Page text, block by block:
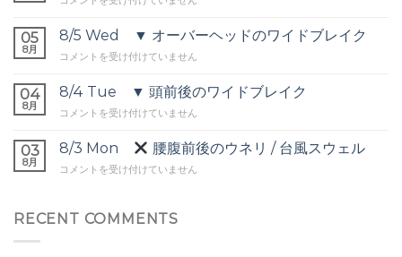
ッ
オ
バ
ヘ
ッ
は
▼
前
の
ネ
は
05
8月
8/5 Wed ▼ オーバーヘッドのワイドブレイク
8/5
▼
ー
ー
ッ
ワ
コメントを受け付けていません
04
8月
8/4 Tue ▼ 頭前後のワイドブレイク
8/4
▼
前
ワ
コメントを受け付けていません
03
8月
8/3 Mon 腰腹前後のウネリ / 台風スウェル
8/3
腰
コメントを受け付けていません
RECENT COMMENTS